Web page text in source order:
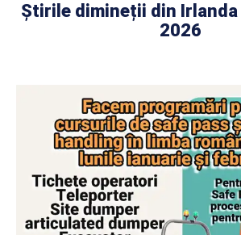
Știrile dimineții din
2026